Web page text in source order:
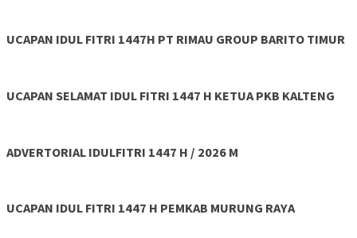
UCAPAN IDUL FITRI 1447H PT RIMAU GROUP BARITO TIMUR
UCAPAN SELAMAT IDUL FITRI 1447 H KETUA PKB KALTENG
ADVERTORIAL IDULFITRI 1447 H / 2026 M
UCAPAN IDUL FITRI 1447 H PEMKAB MURUNG RAYA